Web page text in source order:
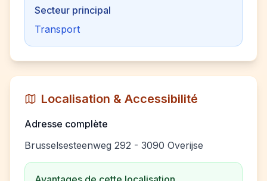
Secteur principal
Transport
Localisation & Accessibilité
Adresse complète
Brusselsesteenweg 292 - 3090 Overijse